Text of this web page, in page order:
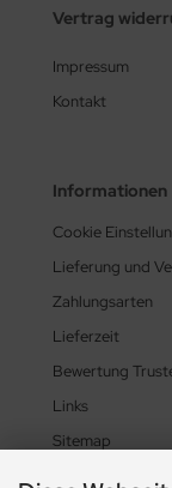
Vertrag
Impressum
Kontakt
Informationen
Cookie
Lieferung und
Zahlungsarten
Lieferzeit
Bewertung
Links
Sitemap